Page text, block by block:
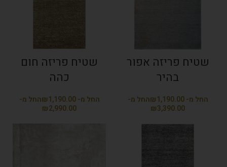
שטיח פריזה אפור
בהיר
₪
₪
שטיח פריזה חום
כהה
₪
₪